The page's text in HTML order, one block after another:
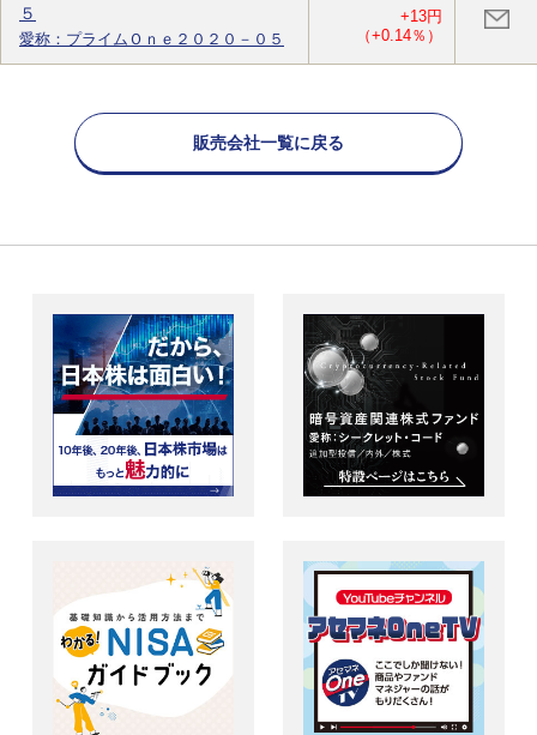
５
愛称：プライムＯｎｅ２０２０－０５
+13円
（+0.14％）
販売会社一覧に戻る